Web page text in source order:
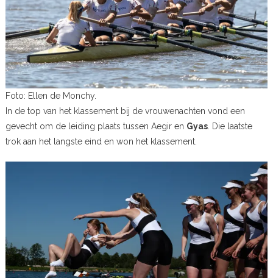
Foto: Ellen de Monchy.
In de top van het klassement bij de vrouwenachten vond een
gevecht om de leiding plaats tussen Aegir en Gyas. Die laatste
trok aan het langste eind en won het klassement.